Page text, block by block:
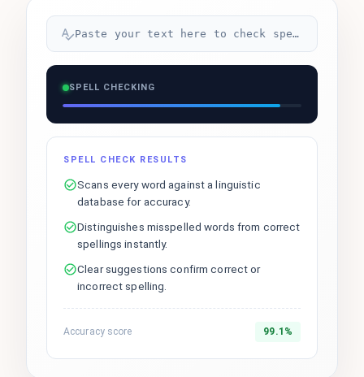
Paste your text here to check spelling...
SPELL CHECKING
SPELL CHECK RESULTS
Scans every word against a linguistic
database for accuracy.
Distinguishes misspelled words from correct
spellings instantly.
Clear suggestions confirm correct or
incorrect spelling.
Accuracy score 99.1%